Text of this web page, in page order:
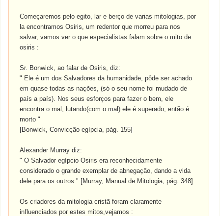
Começaremos pelo egito, lar e berço de varias mitologias, por
la encontramos Osiris, um redentor que morreu para nos
salvar, vamos ver o que especialistas falam sobre o mito de
osiris :
Sr. Bonwick, ao falar de Osiris, diz:
" Ele é um dos Salvadores da humanidade, pôde ser achado
em quase todas as nações, (só o seu nome foi mudado de
país a país). Nos seus esforços para fazer o bem, ele
encontra o mal; lutando(com o mal) ele é superado; então é
morto "
[Bonwick, Convicção egípcia, pág. 155]
Alexander Murray diz:
" O Salvador egípcio Osiris era reconhecidamente
considerado o grande exemplar de abnegação, dando a vida
dele para os outros " [Murray, Manual de Mitologia, pág. 348]
Os criadores da mitologia cristã foram claramente
influenciados por estes mitos,vejamos :